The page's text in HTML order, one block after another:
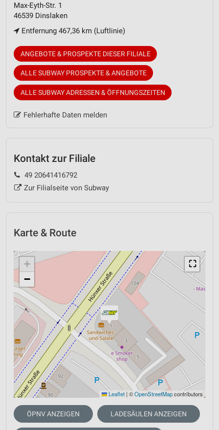
Max-Eyth-Str. 1
46539 Dinslaken
Entfernung 467,36 km (Luftlinie)
ANGEBOTE & PROSPEKTE DIESER FILIALE
ALLE SUBWAY PROSPEKTE & ANGEBOTE
ALLE SUBWAY ADRESSEN & ÖFFNUNGSZEITEN
Fehlerhafte Daten melden
Kontakt zur Filiale
49 20641416792
Zur Filialseite von Subway
Karte & Route
⛶
+
−
Leaflet | ©OpenStreetMapcontributors
ÖPNV ANZEIGEN LADESÄULEN ANZEIGEN